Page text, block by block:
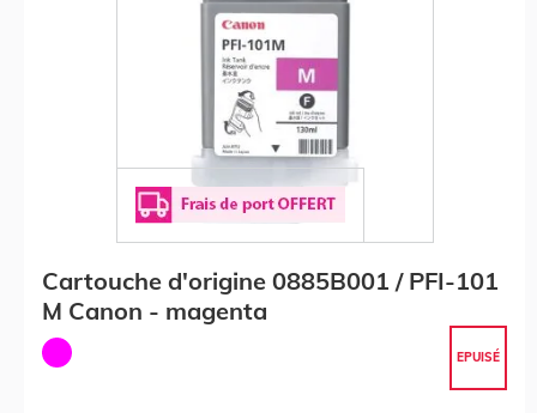
Cartouche d'origine 0885B001 / PFI-101
M Canon - magenta
EPUISÉ